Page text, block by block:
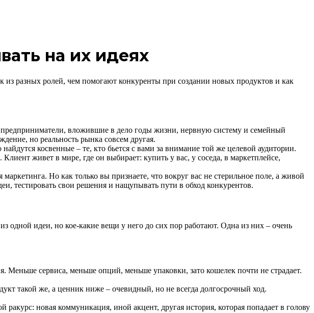
на их идеях
из разных ролей, чем помогают конкуренты при создании новых продуктов и как
предприниматели, вложившие в дело годы жизни, нервную систему и семейный
но реальность рынка совсем другая.
косвенные – те, кто бьется с вами за внимание той же целевой аудитории.
живет в мире, где он выбирает: купить у вас, у соседа, в маркетплейсе,
Но как только вы признаете, что вокруг вас не стерильное поле, а живой
тестировать свои решения и нащупывать пути в обход конкурентов.
одной идеи, но кое-какие вещи у него до сих пор работают. Одна из них – очень
Меньше сервиса, меньше опций, меньше упаковки, зато кошелек почти не страдает.
такой же, а ценник ниже – очевидный, но не всегда долгосрочный ход.
новая коммуникация, иной акцент, другая история, которая попадает в голову